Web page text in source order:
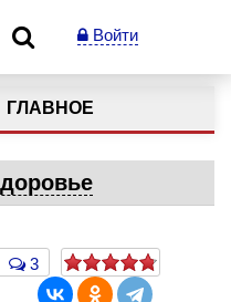
Войти
ГЛАВНОЕ
3